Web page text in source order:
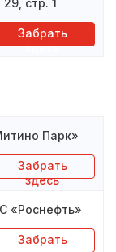
Забрать
здесь
Парк»
Забрать
здесь
«Роснефть»
Забрать